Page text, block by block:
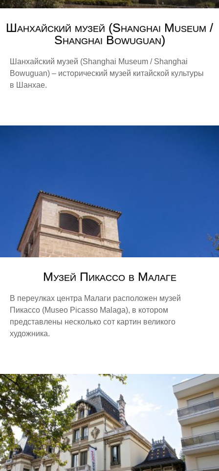
Шанхайский музей (Shanghai Museum /
Shanghai Bowuguan)
Шанхайский музей (Shanghai Museum / Shanghai
Bowuguan) – исторический музей китайской культуры
в Шанхае.
Музей Пикассо в Малаге
В переулках центра Малаги расположен музей
Пикассо (Museo Picasso Malaga), в котором
представлены несколько сот картин великого
художника.